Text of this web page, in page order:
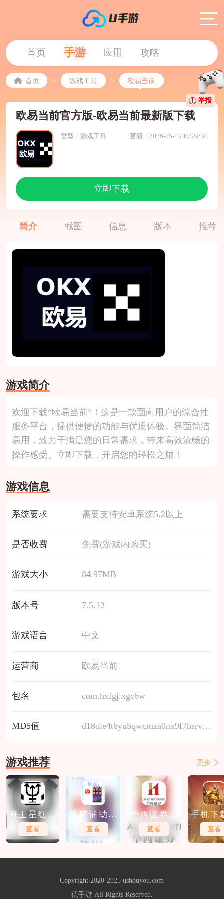
首页 手游 应用 攻略
首页 > 游戏工具 > 欧易当前
欧易当前官方版-欧易当前最新版下载
类型：游戏工具 更新：2026-05-13 10:29:30
立即下载
举报
简介 截图 信息 版本 推荐
游戏简介
欢迎下载“欧易当前”！这是一款面向用户的综合性
服务平台，提供便捷的功能与优质体验。界面简洁
易用，致力于满足您的日常需求，带来高效流畅的
操作感受。立即下载，开启您的轻松之旅！
游戏信息
系统要求 需要支持安卓系统5.2以上
是否收费 免费(游戏内购买)
游戏大小 84.97MB
版本号 7.5.12
游戏语言 中文
运营商 欧易当前
包名 com.hxfgj.xgc6w
MD5值 d18oie4t6yu5qwcmza0nx9f7hsrvgjl3
游戏推荐 更多
海王星红包
软件下载
查看
棋牌辅助软
件免费下载
查看
华西证券软
件免费下载
查看
手机下
股软件
查看
Copyright 2020-2025 ushouyou.com
优手游 All Rights Reserved.